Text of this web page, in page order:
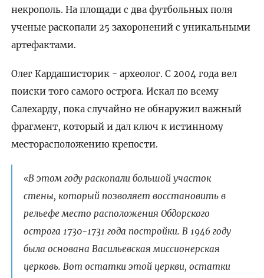
некрополь. На площади с два футбольных поля
ученые раскопали 25 захоронений с уникальными
артефактами.
Олег Кардашисторик - археолог. С 2004 года вел
поиски того самого острога. Искал по всему
Салехарду, пока случайно не обнаружил важный
фрагмент, который и дал ключ к истинному
месторасположению крепости.
«В этом году раскопали большой участок
стены, который позволяет восстановить в
рельефе место расположения Обдорского
острога 1730-1731 года постройки. В 1946 году
была основана Васильевская миссионерская
церковь. Вот остатки этой церкви, остатки